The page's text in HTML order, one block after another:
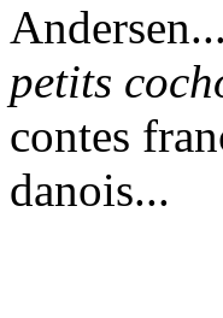
petits
contes
danois...